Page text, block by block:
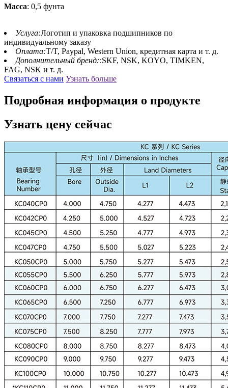
Масса: 0,5 фунта
Услуга:Логотип и упаковка подшипников по
индивидуальному заказу
Оплата:T/T, Paypal, Western Union, кредитная карта и т. д.
Дополнительный бренд::SKF, NSK, KOYO, TIMKEN,
FAG, NSK и т. д.
Связаться с нами Узнать больше
Подробная информация о продукте
Узнать цену сейчас